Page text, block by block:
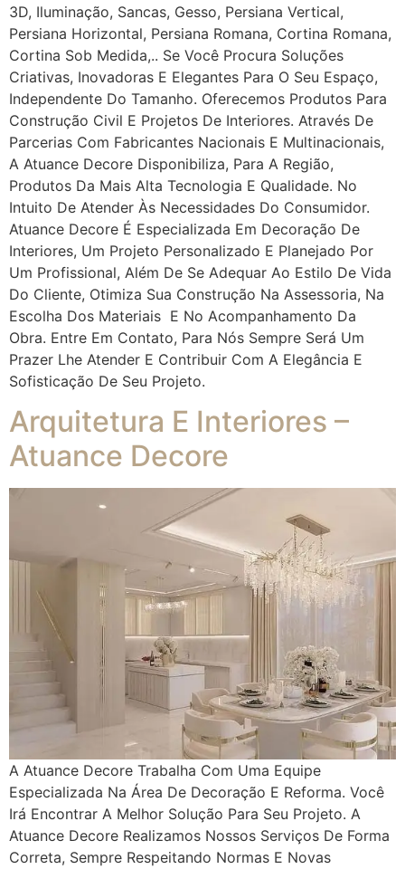
3D, Iluminação, Sancas, Gesso, Persiana Vertical,
Persiana Horizontal, Persiana Romana, Cortina Romana,
Cortina Sob Medida,.. Se Você Procura Soluções
Criativas, Inovadoras E Elegantes Para O Seu Espaço,
Independente Do Tamanho. Oferecemos Produtos Para
Construção Civil E Projetos De Interiores. Através De
Parcerias Com Fabricantes Nacionais E Multinacionais,
A Atuance Decore Disponibiliza, Para A Região,
Produtos Da Mais Alta Tecnologia E Qualidade. No
Intuito De Atender Às Necessidades Do Consumidor.
Atuance Decore É Especializada Em Decoração De
Interiores, Um Projeto Personalizado E Planejado Por
Um Profissional, Além De Se Adequar Ao Estilo De Vida
Do Cliente, Otimiza Sua Construção Na Assessoria, Na
Escolha Dos Materiais E No Acompanhamento Da
Obra. Entre Em Contato, Para Nós Sempre Será Um
Prazer Lhe Atender E Contribuir Com A Elegância E
Sofisticação De Seu Projeto.
Arquitetura E Interiores –
Atuance Decore
A Atuance Decore Trabalha Com Uma Equipe
Especializada Na Área De Decoração E Reforma. Você
Irá Encontrar A Melhor Solução Para Seu Projeto. A
Atuance Decore Realizamos Nossos Serviços De Forma
Correta, Sempre Respeitando Normas E Novas